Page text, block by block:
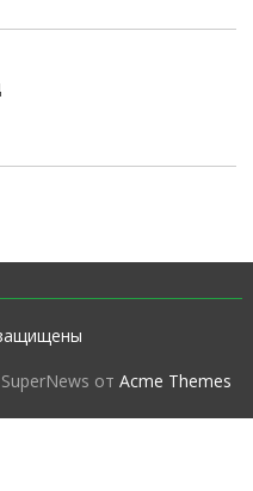
отAcme Themes